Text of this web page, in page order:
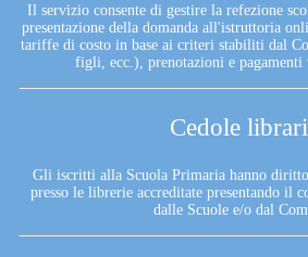
Il servizio consente di gestire la refezione
presentazione della domanda all'istruttoria
tariffe di costo in base ai criteri stabiliti dal
figli, ecc.), prenotazioni e pagamenti
Cedole
Gli iscritti alla Scuola Primaria hanno
presso le librerie accreditate presentando il
dalle Scuole e/o dal